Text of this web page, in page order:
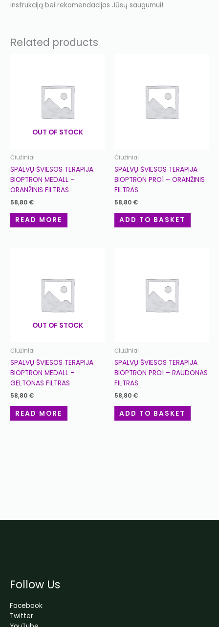
instrukciją bei rekomendacijas Jūsų saugumui!
Related products
OUT OF STOCK
Čiužiniai
SPALVŲ ŠVIESOS TERAPIJA
BIOPTRON MEDALL –
ORANŽINIS FILTRAS
58,80 €
READ MORE
Čiužiniai
SPALVŲ ŠVIESOS TERAPIJA
BIOPTRON PRO1 – ORANŽINIS
FILTRAS
58,80 €
ADD TO BASKET
OUT OF STOCK
Čiužiniai
SPALVŲ ŠVIESOS TERAPIJA
BIOPTRON MEDALL –
GELTONAS FILTRAS
58,80 €
READ MORE
Čiužiniai
SPALVŲ ŠVIESOS TERAPIJA
BIOPTRON PRO1 – RAUDONAS
FILTRAS
58,80 €
ADD TO BASKET
Follow Us
Facebook
Twitter